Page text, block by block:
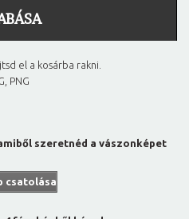
el a kosárba rakni.
PNG
szeretnéd a vászonképet
csatolása